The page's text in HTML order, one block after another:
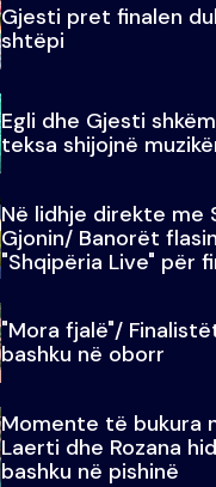
Gjesti pret finalen
shtëpi
Egli dhe Gjesti
teksa shijojnë
Në lidhje direkte me
Gjonin/ Banorët
"Shqipëria Live" për
"Mora fjalë"/
bashku në oborr
Momente të bukura
Laerti dhe Rozana
bashku në pishinë